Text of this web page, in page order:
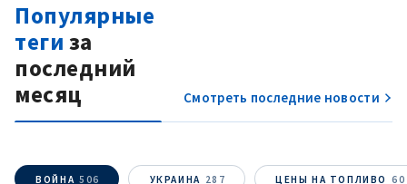
Популярные
теги за
последний
месяц
Смотреть последние новости
ВОЙНА 506 УКРАИНА 287 ЦЕНЫ НА ТОПЛИВО 60